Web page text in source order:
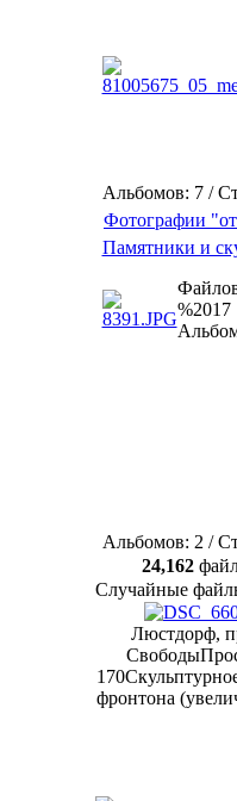
Альбомов: 7 /
Фотографии
Памятники и
%2017
Альбомов: 2 /
24,162
Случайные
Люстдорф,
Свободы
170
фронтона